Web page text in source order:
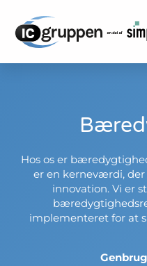
Hos os er
er en kerneværdi,
innovation. Vi er
implementeret for at